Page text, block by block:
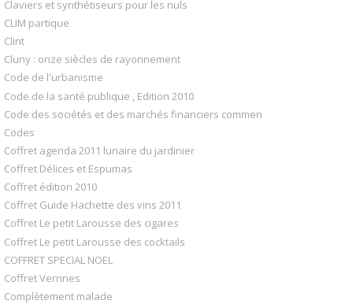
Claviers et synthétiseurs pour les nuls
CLIM partique
Clint
Cluny : onze siècles de rayonnement
Code de l'urbanisme
Code de la santé publique , Edition 2010
Code des sociétés et des marchés financiers commen
Codes
Coffret agenda 2011 lunaire du jardinier
Coffret Délices et Espumas
Coffret édition 2010
Coffret Guide Hachette des vins 2011
Coffret Le petit Larousse des cigares
Coffret Le petit Larousse des cocktails
COFFRET SPECIAL NOEL
Coffret Verrines
Complètement malade